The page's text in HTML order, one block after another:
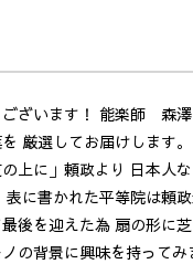
ございます！ 能楽師 森
厳選してお届けします
上に」頼政より 日本人
表に書かれた平等院は頼
最後を迎えた為 扇の形に
の背景に興味を持ってみ